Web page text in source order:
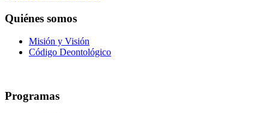
Quiénes somos
Misión y Visión
Código Deontológico
Programas